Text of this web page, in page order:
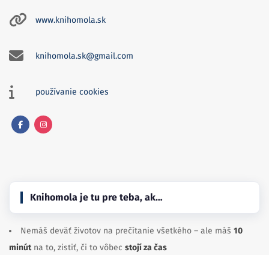
www.knihomola.sk
knihomola.sk@gmail.com
používanie cookies
Knihomola je tu pre teba, ak…
Nemáš deväť životov na prečítanie všetkého – ale máš 10
minútna to, zistiť, či to vôbec stojí za čas